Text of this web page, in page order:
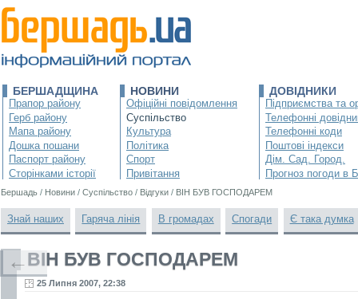
БЕРШАДЩИНА
Прапор району
Герб району
Мапа району
Дошка пошани
Паспорт району
Сторінками історії
НОВИНИ
Офіційні повідомлення
Суспільство
Культура
Політика
Спорт
Привітання
ДОВІДНИКИ
Підприємства та
Телефонні
Телефонні коди
Поштові індекси
Дім. Сад. Город.
Прогноз погоди в
Бершадь / Новини / Суспільство / Відгуки / ВІН БУВ ГОСПОДАРЕМ
Знай наших Гаряча лінія В громадах Спогади Є така думка
ВІН БУВ ГОСПОДАРЕМ
25 Липня 2007, 22:38
←